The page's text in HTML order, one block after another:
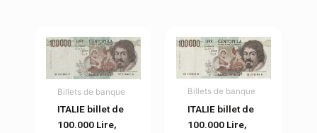
Billets de banque
ITALIE billet de
100.000 Lire,
Billets de banque
ITALIE billet de
100.000 Lire,